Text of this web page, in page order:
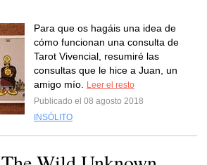
Para que os hagáis una idea de
cómo funcionan una consulta de
Tarot Vivencial, resumiré las
consultas que le hice a Juan, un
amigo mío.
Leer el resto
Publicado el 08 agosto 2018
INSÓLITO